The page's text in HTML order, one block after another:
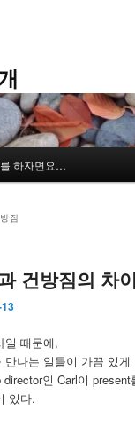
하자면요…
짐
건방짐의 차이
일 때문에,
만나는 일들이 가끔 있게
인 Carl이
있다.